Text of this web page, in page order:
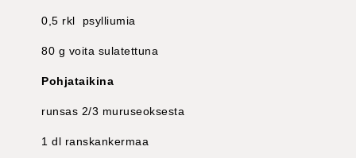
0,5 rkl psylliumia
80 g voita sulatettuna
Pohjataikina
runsas 2/3 muruseoksesta
1 dl ranskankermaa